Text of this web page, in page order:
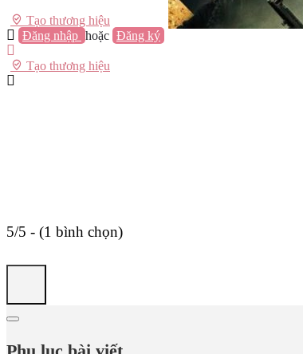
Tạo thương hiệu
Đăng nhập hoặc Đăng ký
Tạo thương hiệu
5/5 - (1 bình chọn)